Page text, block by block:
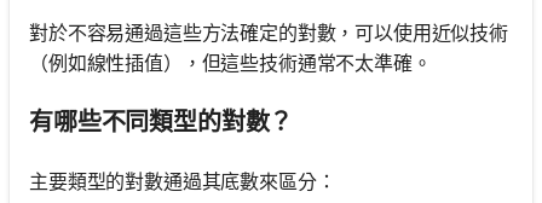
對於不容易通過這些方法確定的對數，可以使用近似技術
（例如線性插值），但這些技術通常不太準確。
有哪些不同類型的對數？
主要類型的對數通過其底數來區分：